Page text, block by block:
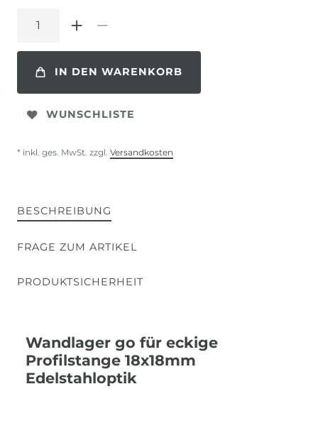
IN DEN WARENKORB
WUNSCHLISTE
* inkl. ges. MwSt. zzgl. Versandkosten
BESCHREIBUNG
FRAGE ZUM ARTIKEL
PRODUKTSICHERHEIT
Wandlager go für eckige
Profilstange 18x18mm
Edelstahloptik